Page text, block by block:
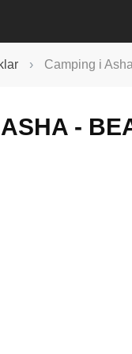
› Camping i
-